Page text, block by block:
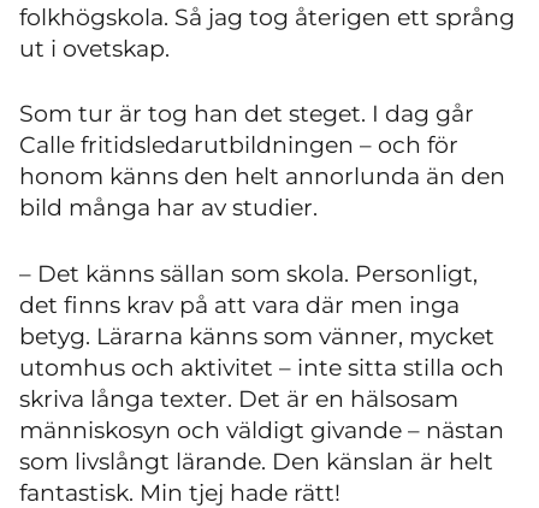
folkhögskola. Så jag tog återigen ett språng
ut i ovetskap.
Som tur är tog han det steget. I dag går
Calle fritidsledarutbildningen – och för
honom känns den helt annorlunda än den
bild många har av studier.
– Det känns sällan som skola. Personligt,
det finns krav på att vara där men inga
betyg. Lärarna känns som vänner, mycket
utomhus och aktivitet – inte sitta stilla och
skriva långa texter. Det är en hälsosam
människosyn och väldigt givande – nästan
som livslångt lärande. Den känslan är helt
fantastisk. Min tjej hade rätt!